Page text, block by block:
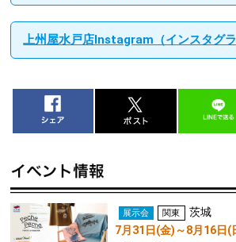
上州屋水戸店Instagram（インスタグラ
展示会 関東
茨城
7月31日(金)～8月16日(